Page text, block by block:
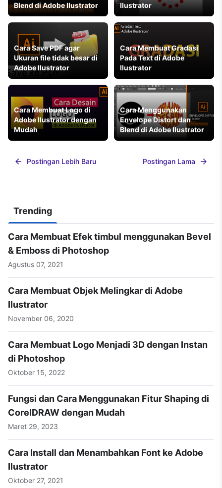
Blend di Adobe Ilustrator
Ilustrator
Cara Save PDF agar
Ukuran file tidak besar di
Adobe Ilustrator
Cara Membuat Gradasi
Pada Text di Adobe
Ilustrator
Cara Membuat Logo di
Adobe Ilustrator dengan
Mudah
Cara Menggunakan
Envelope Distort dan
Blend di Adobe Ilustrator
Postingan Lebih Baru Postingan Lama
Trending
Cara Membuat Efek timbul menggunakan Bevel
& Emboss di Photoshop
Agustus 07, 2021
Cara Membuat Objek Melingkar di Adobe
Ilustrator
November 06, 2020
Cara Membuat Logo Menjadi 3D dengan Instan
di Photoshop
Oktober 15, 2022
Fungsi dan Cara Menggunakan Fitur Shaping di
CorelDRAW dengan Mudah
Maret 29, 2023
Cara Install dan Menambahkan Font ke Adobe
Ilustrator
Oktober 27, 2021